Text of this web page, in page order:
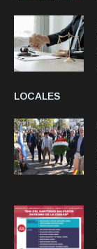
LOCALES